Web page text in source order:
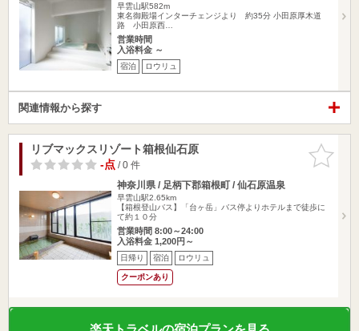
早雲山駅582m
東名御殿場インターチェンジより 約35分 小田原厚木道
路 小田原西…
営業時間
入浴料金 ～
宿泊 ロウリュ
関連情報から探す
お気に入
りに追加
リブマックスリゾート箱根仙石原
-点/ 0 件
神奈川県 / 足柄下郡箱根町 / 仙石原温泉
早雲山駅2.65km
【箱根登山バス】「台ヶ岳」バス停よりホテルまで徒歩に
て約１０分
営業時間 8:00～24:00
入浴料金 1,200円～
日帰り 宿泊 ロウリュ
クーポンあり